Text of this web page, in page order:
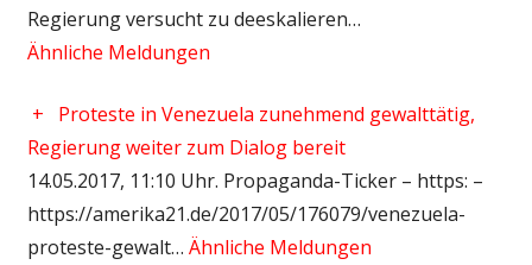
Regierung versucht zu deeskalieren…
Ähnliche Meldungen
+
Proteste in Venezuela zunehmend gewalttätig,
Regierung weiter zum Dialog bereit
14.05.2017, 11:10 Uhr. Propaganda-Ticker – https: –
https://amerika21.de/2017/05/176079/venezuela-
proteste-gewalt… Ähnliche Meldungen